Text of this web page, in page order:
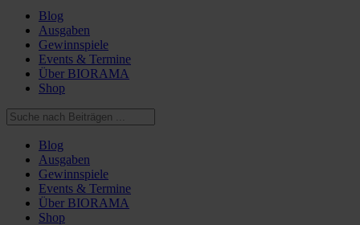
Blog
Ausgaben
Gewinnspiele
Events & Termine
Über BIORAMA
Shop
Blog
Ausgaben
Gewinnspiele
Events & Termine
Über BIORAMA
Shop